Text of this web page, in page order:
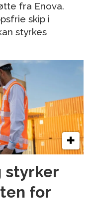
fra Enova.
skip i
styrkes
styrker
for